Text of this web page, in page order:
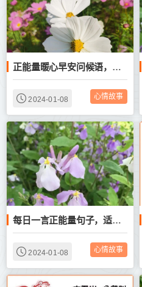
正能量暖心早安问候语，清晨励志文案短句
2024-01-08 心情故事
每日一言正能量句子，适合清晨发圈的早安励志心语
2024-01-08 心情故事